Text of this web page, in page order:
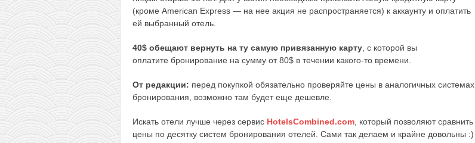
(кроме American Express — на нее акция не распространяется) к аккаунту и оплатить
ей выбранный отель.
40$ обещают вернуть на ту самую привязанную карту , с которой вы
оплатите бронирование на сумму от 80$ в течении какого-то времени.
От редакции: перед покупкой обязательно проверяйте цены в аналогичных системах
бронирования, возможно там будет еще дешевле.
Искать отели лучше через сервис HotelsCombined.com , который позволяют сравнить
цены по десятку систем бронирования отелей. Сами так делаем и крайне довольны :)